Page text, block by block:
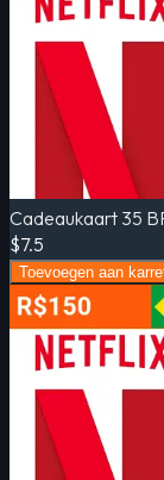
Cadeaukaart 35
$7.5
Toevoegen aan